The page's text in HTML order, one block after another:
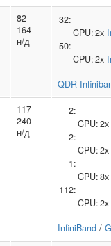
82
164
н/д
32:
CPU:2x
50:
CPU:2x
QDR
117
240
н/д
2:
CPU:2x
2:
CPU:2x
1:
CPU:8x
112:
CPU:2x
InfiniBand /